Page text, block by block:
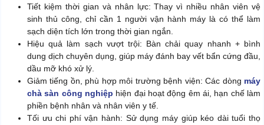
Tiết kiệm thời gian và nhân lực: Thay vì nhiều nhân viên vệ
sinh thủ công, chỉ cần 1 người vận hành máy là có thể làm
sạch diện tích lớn trong thời gian ngắn.
Hiệu quả làm sạch vượt trội: Bàn chải quay nhanh + bình
dung dịch chuyên dụng, giúp máy đánh bay vết bẩn cứng đầu,
dầu mỡ khó xử lý.
Giảm tiếng ồn, phù hợp môi trường bệnh viện: Các dòng máy
chà sàn công nghiệp hiện đại hoạt động êm ái, hạn chế làm
phiền bệnh nhân và nhân viên y tế.
Tối ưu chi phí vận hành: Sử dụng máy giúp kéo dài tuổi thọ